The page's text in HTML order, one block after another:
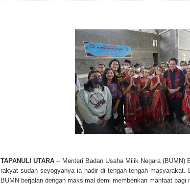
TAPANULI UTARA -- Menteri Badan Usaha Milik Negara (BUMN)
rakyat sudah seyogyanya ia hadir di tengah-tengah masyarakat.
BUMN berjalan dengan maksimal demi memberikan manfaat bagi